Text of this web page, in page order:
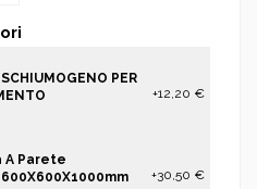
PER
+12,20 €
A Parete
+30,50 €